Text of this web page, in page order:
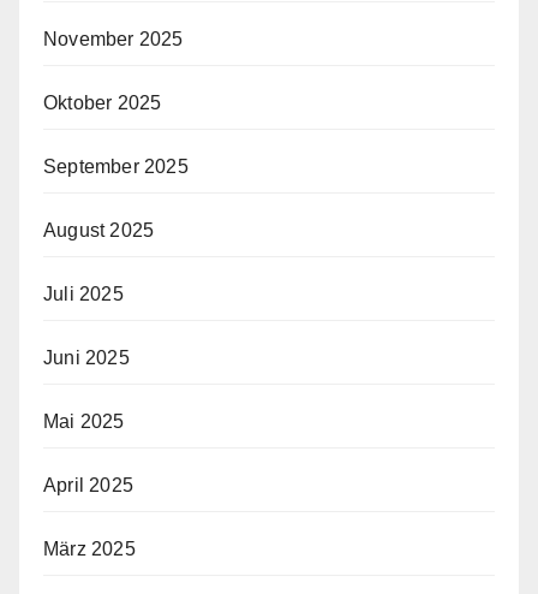
November 2025
Oktober 2025
September 2025
August 2025
Juli 2025
Juni 2025
Mai 2025
April 2025
März 2025